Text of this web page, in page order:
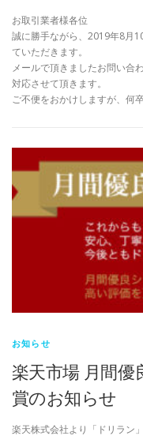
お取引業者様各位
誠に勝手ながら、2019年8月
ていただきます。
メールで頂きましたお問い合
対応させて頂きます。
ご不便をおかけしますが、何
お知らせ
楽天市場 月間
賞のお知らせ
楽天株式会社より「ドリラン